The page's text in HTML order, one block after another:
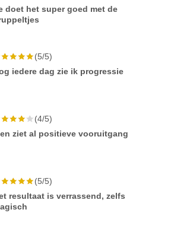
doet het super goed met de
(5/5)
iedere dag zie ik progressie
(4/5)
ziet al positieve vooruitgang
(5/5)
resultaat is verrassend, zelfs